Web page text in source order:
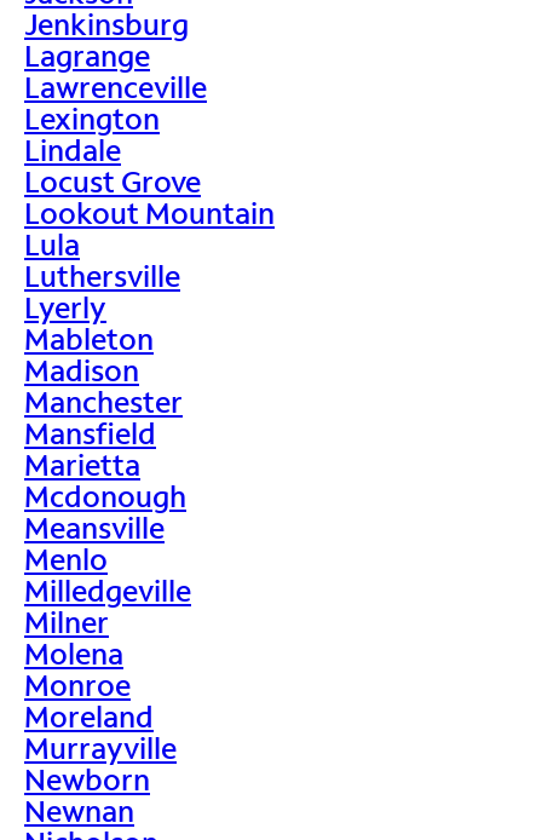
Jenkinsburg
Lagrange
Lawrenceville
Lexington
Lindale
Locust Grove
Lookout Mountain
Lula
Luthersville
Lyerly
Mableton
Madison
Manchester
Mansfield
Marietta
Mcdonough
Meansville
Menlo
Milledgeville
Milner
Molena
Monroe
Moreland
Murrayville
Newborn
Newnan